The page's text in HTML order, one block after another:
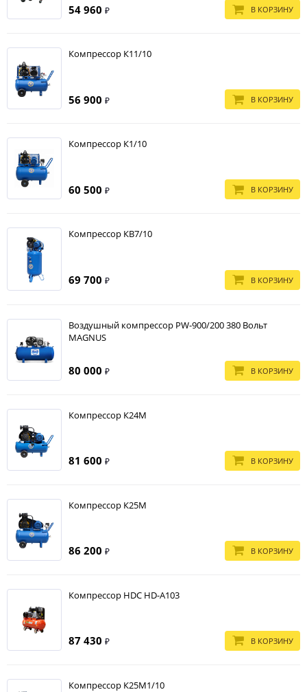
54 960 ₽ В КОРЗИНУ
Компрессор К11/10
56 900 ₽ В КОРЗИНУ
Компрессор К1/10
60 500 ₽ В КОРЗИНУ
Компрессор КВ7/10
69 700 ₽ В КОРЗИНУ
Воздушный компрессор PW-900/200 380 Вольт
MAGNUS
80 000 ₽ В КОРЗИНУ
Компрессор К24М
81 600 ₽ В КОРЗИНУ
Компрессор К25М
86 200 ₽ В КОРЗИНУ
Компрессор HDC HD-A103
87 430 ₽ В КОРЗИНУ
Компрессор К25М1/10